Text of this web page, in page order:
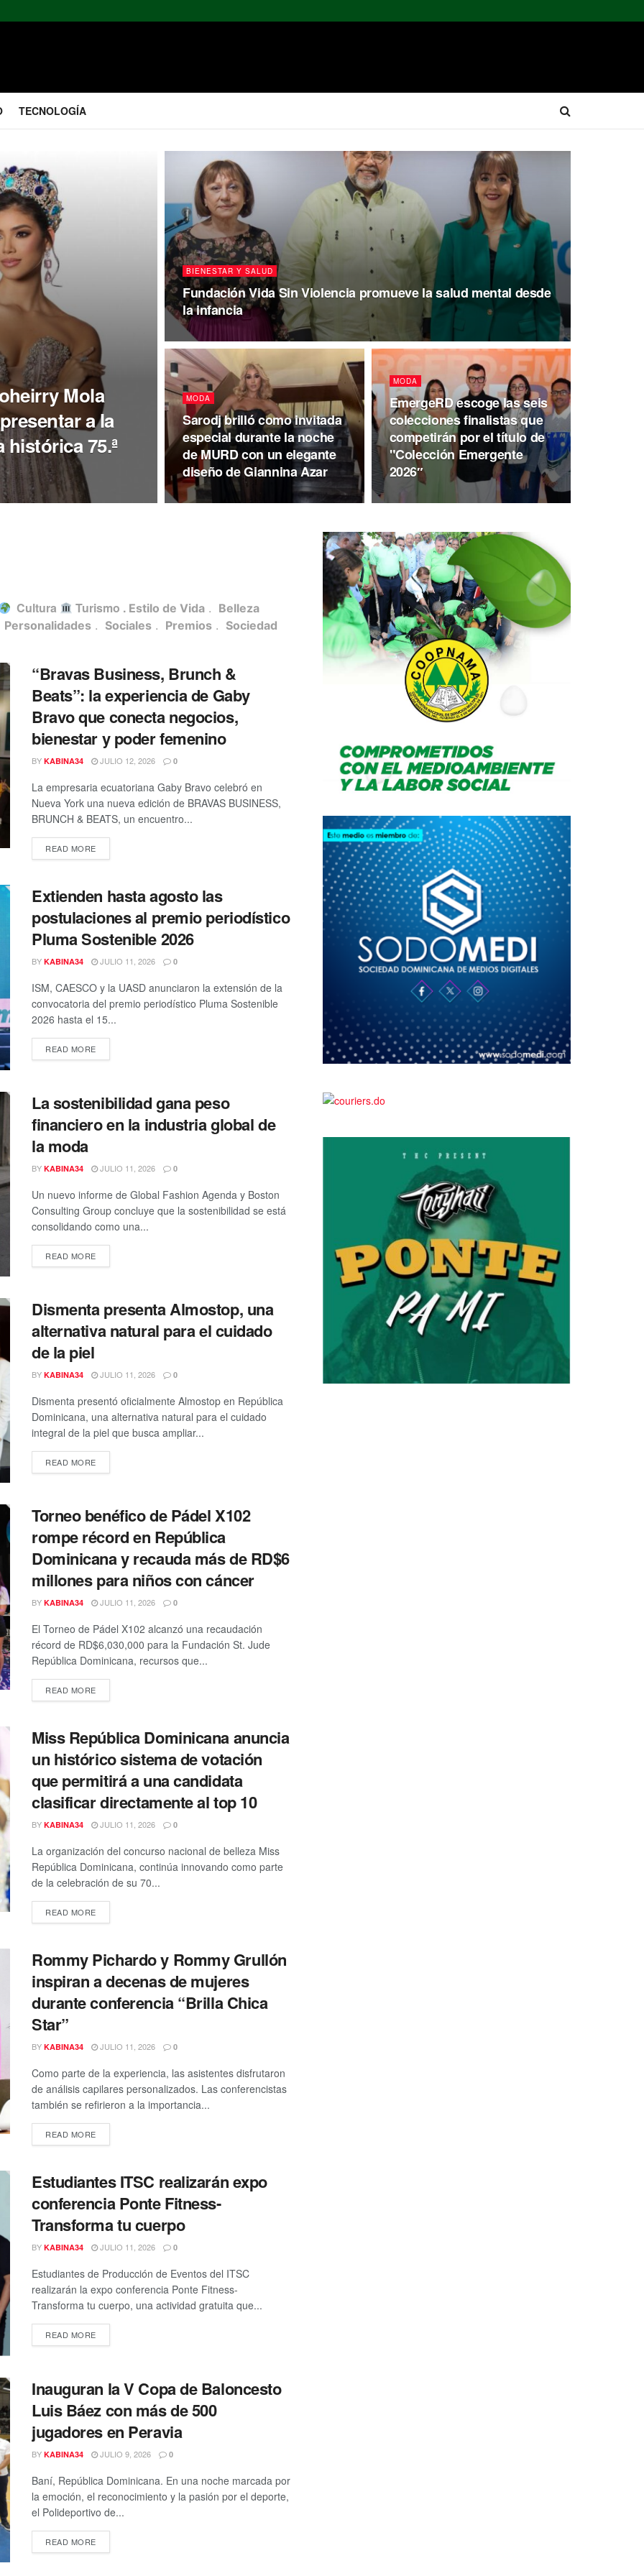
TECNOLOGÍA
Mola
a la
75.ª
BIENESTAR Y SALUD
Fundación Vida Sin Violencia promueve la salud mental desde
la infancia
MODA
Sarodj brilló como invitada
especial durante la noche
de MURD con un elegante
diseño de Giannina Azar
MODA
EmergeRD escoge las seis
colecciones finalistas que
competirán por el título de
"Colección Emergente
2026″
Cultura Turismo . Estilo de Vida . Belleza
Personalidades . Sociales . Premios . Sociedad
“Bravas Business, Brunch &
Beats”: la experiencia de Gaby
Bravo que conecta negocios,
bienestar y poder femenino
BY KABINA34 JULIO 12, 2026 0
La empresaria ecuatoriana Gaby Bravo celebró en
Nueva York una nueva edición de BRAVAS BUSINESS,
BRUNCH & BEATS, un encuentro...
READ MOREDETAILS
Extienden hasta agosto las
postulaciones al premio periodístico
Pluma Sostenible 2026
BY KABINA34 JULIO 11, 2026 0
ISM, CAESCO y la UASD anunciaron la extensión de la
convocatoria del premio periodístico Pluma Sostenible
2026 hasta el 15...
READ MOREDETAILS
La sostenibilidad gana peso
financiero en la industria global de
la moda
BY KABINA34 JULIO 11, 2026 0
Un nuevo informe de Global Fashion Agenda y Boston
Consulting Group concluye que la sostenibilidad se está
consolidando como una...
READ MOREDETAILS
Dismenta presenta Almostop, una
alternativa natural para el cuidado
de la piel
BY KABINA34 JULIO 11, 2026 0
Dismenta presentó oficialmente Almostop en República
Dominicana, una alternativa natural para el cuidado
integral de la piel que busca ampliar...
READ MOREDETAILS
Torneo benéfico de Pádel X102
rompe récord en República
Dominicana y recauda más de RD$6
millones para niños con cáncer
BY KABINA34 JULIO 11, 2026 0
El Torneo de Pádel X102 alcanzó una recaudación
récord de RD$6,030,000 para la Fundación St. Jude
República Dominicana, recursos que...
READ MOREDETAILS
Miss República Dominicana anuncia
un histórico sistema de votación
que permitirá a una candidata
clasificar directamente al top 10
BY KABINA34 JULIO 11, 2026 0
La organización del concurso nacional de belleza Miss
República Dominicana, continúa innovando como parte
de la celebración de su 70...
READ MOREDETAILS
Rommy Pichardo y Rommy Grullón
inspiran a decenas de mujeres
durante conferencia “Brilla Chica
Star”
BY KABINA34 JULIO 11, 2026 0
Como parte de la experiencia, las asistentes disfrutaron
de análisis capilares personalizados. Las conferencistas
también se refirieron a la importancia...
READ MOREDETAILS
Estudiantes ITSC realizarán expo
conferencia Ponte Fitness-
Transforma tu cuerpo
BY KABINA34 JULIO 11, 2026 0
Estudiantes de Producción de Eventos del ITSC
realizarán la expo conferencia Ponte Fitness-
Transforma tu cuerpo, una actividad gratuita que...
READ MOREDETAILS
Inauguran la V Copa de Baloncesto
Luis Báez con más de 500
jugadores en Peravia
BY KABINA34 JULIO 9, 2026 0
Baní, República Dominicana. En una noche marcada por
la emoción, el reconocimiento y la pasión por el deporte,
el Polideportivo de...
READ MOREDETAILS